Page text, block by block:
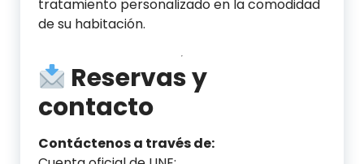
tratamiento personalizado en la comodidad
de su habitación.
Reservas y
contacto
Contáctenos a través de: